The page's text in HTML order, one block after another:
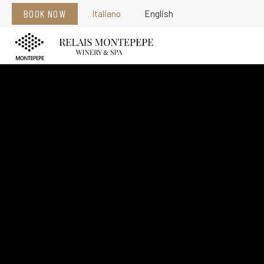
BOOK NOW Italiano English